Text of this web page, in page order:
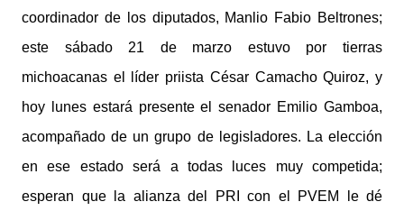
coordinador de los diputados, Manlio Fabio Beltrones;
este sábado 21 de marzo estuvo por tierras
michoacanas el líder priista César Camacho Quiroz, y
hoy lunes estará presente el senador Emilio Gamboa,
acompañado de un grupo de legisladores. La elección
en ese estado será a todas luces muy competida;
esperan que la alianza del PRI con el PVEM le dé